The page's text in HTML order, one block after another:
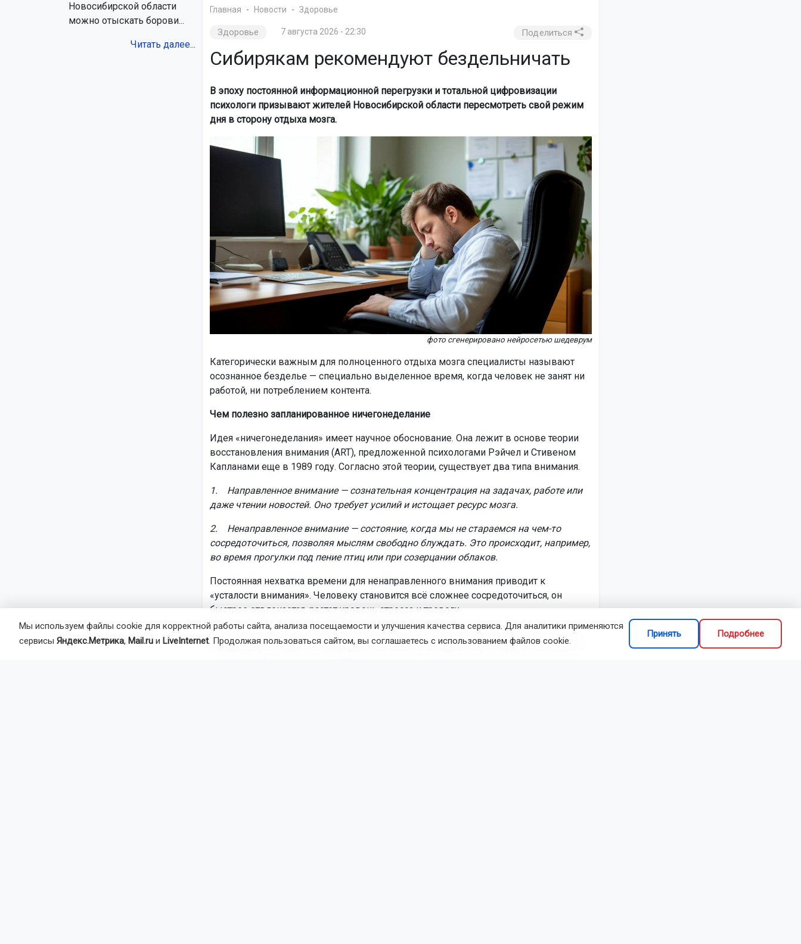
Новосибирской области
можно отыскать борови...
Читать далее...
Главная Новости Здоровье
Здоровье 7 августа 2026 - 22:30 Поделиться
Сибирякам рекомендуют бездельничать
В эпоху постоянной информационной перегрузки и тотальной цифровизации
психологи призывают жителей Новосибирской области пересмотреть свой режим
дня в сторону отдыха мозга.
фото сгенерировано нейросетью шедеврум
Категорически важным для полноценного отдыха мозга специалисты называют
осознанное безделье — специально выделенное время, когда человек не занят ни
работой, ни потреблением контента.
Чем полезно запланированное ничегонеделание
Идея «ничегонеделания» имеет научное обоснование. Она лежит в основе теории
восстановления внимания (ART), предложенной психологами Рэйчел и Стивеном
Капланами еще в 1989 году. Согласно этой теории, существует два типа внимания.
1. Направленное внимание — сознательная концентрация на задачах, работе или
даже чтении новостей. Оно требует усилий и истощает ресурс мозга.
2. Ненаправленное внимание — состояние, когда мы не стараемся на чем-то
сосредоточиться, позволяя мыслям свободно блуждать. Это происходит, например,
во время прогулки под пение птиц или при созерцании облаков.
Постоянная нехватка времени для ненаправленного внимания приводит к
«усталости внимания». Человеку становится всё сложнее сосредоточиться, он
быстрее отвлекается, растет уровень стресса и тревоги.
В прошлом паузы в ожидании автобуса или в очереди давали мозгу необходимую
передышку. Сегодня же смартфоны заполняют каждую такую паузу интенсивным
Мы используем файлы cookie для корректной работы сайта, анализа посещаемости и улучшения качества сервиса. Для аналитики применяются
сервисы Яндекс.Метрика, Mail.ru и LiveInternet. Продолжая пользоваться сайтом, вы соглашаетесь с использованием файлов cookie.
Принять Подробнее